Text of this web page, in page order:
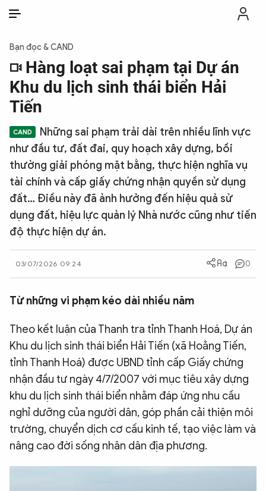
THỜI SỰ
CHỐNG DIỄN BIẾN HÒA BÌNH
CÔNG AN TRONG LÒNG DÂN
XÃ HỘI
PHÁP LUẬT
QUỐC TẾ
BẠN ĐỌC & CAND
ĐA PHƯƠNG TIỆN
eMagazine
Podcast
Video Ảnh
Bạn đọc & CAND
Hàng loạt sai phạm tại Dự án
Khu du lịch sinh thái biển Hải
Tiến
Những sai phạm trải dài trên nhiều lĩnh vực
như đầu tư, đất đai, quy hoạch xây dựng, bồi
thường giải phóng mặt bằng, thực hiện nghĩa vụ
tài chính và cấp giấy chứng nhận quyền sử dụng
đất… Điều này đã ảnh hưởng đến hiệu quả sử
dụng đất, hiệu lực quản lý Nhà nước cũng như tiến
độ thực hiện dự án.
03/07/2026 09:24 0
Từ những vi phạm kéo dài nhiều năm
Theo kết luận của Thanh tra tỉnh Thanh Hoá, Dự án
Khu du lịch sinh thái biển Hải Tiến (xã Hoằng Tiến,
tỉnh Thanh Hoá) được UBND tỉnh cấp Giấy chứng
nhận đầu tư ngày 4/7/2007 với mục tiêu xây dựng
khu du lịch sinh thái biển nhằm đáp ứng nhu cầu
nghỉ dưỡng của người dân, góp phần cải thiện môi
trường, chuyển dịch cơ cấu kinh tế, tạo việc làm và
nâng cao đời sống nhân dân địa phương.